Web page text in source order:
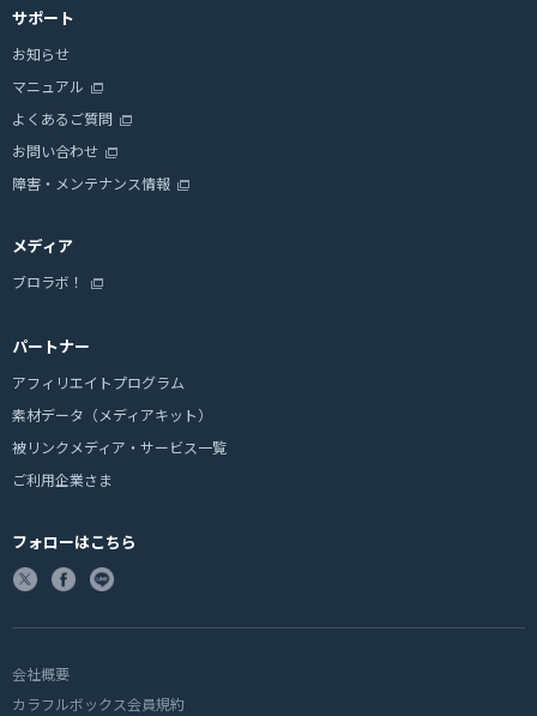
サポート
お知らせ
マニュアル
よくあるご質問
お問い合わせ
障害・メンテナンス情報
メディア
ブロラボ！
パートナー
アフィリエイトプログラム
素材データ（メディアキット）
被リンクメディア・サービス一覧
ご利用企業さま
フォローはこちら
会社概要
カラフルボックス会員規約